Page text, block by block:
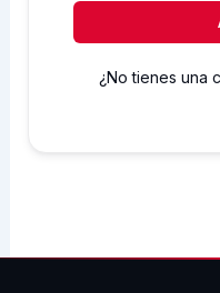
¿No tienes una